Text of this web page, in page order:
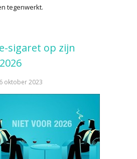
tegenwerkt.
sigaret op zijn
oktober 2023